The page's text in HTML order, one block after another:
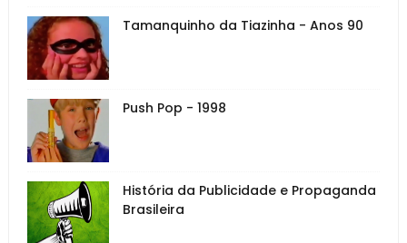
Tamanquinho da Tiazinha - Anos 90
Push Pop - 1998
História da Publicidade e Propaganda
Brasileira